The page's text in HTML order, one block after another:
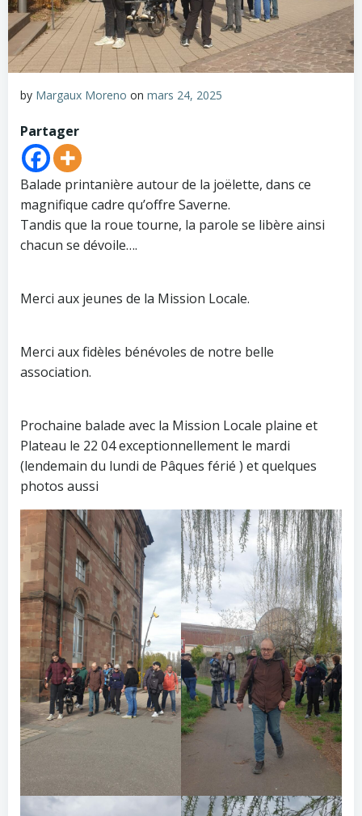
by Margaux Moreno on mars 24, 2025
Partager
Balade printanière autour de la joëlette, dans ce
magnifique cadre qu’offre Saverne.
Tandis que la roue tourne, la parole se libère ainsi
chacun se dévoile….
Merci aux jeunes de la Mission Locale.
Merci aux fidèles bénévoles de notre belle
association.
Prochaine balade avec la Mission Locale plaine et
Plateau le 22 04 exceptionnellement le mardi
(lendemain du lundi de Pâques férié ) et quelques
photos aussi